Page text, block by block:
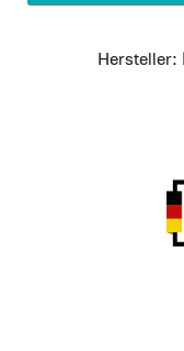
Hersteller: